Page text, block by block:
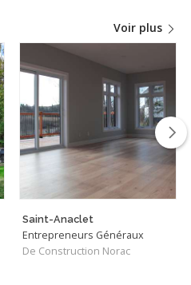
Voir plus
Saint-Anaclet
Entrepreneurs Généraux
De Construction Norac